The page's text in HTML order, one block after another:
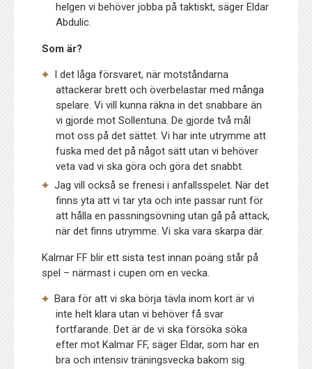
helgen vi behöver jobba på taktiskt, säger Eldar
Abdulic.
Som är?
I det låga försvaret, när motståndarna
attackerar brett och överbelastar med många
spelare. Vi vill kunna räkna in det snabbare än
vi gjorde mot Sollentuna. De gjorde två mål
mot oss på det sättet. Vi har inte utrymme att
fuska med det på något sätt utan vi behöver
veta vad vi ska göra och göra det snabbt.
Jag vill också se frenesi i anfallsspelet. När det
finns yta att vi tar yta och inte passar runt för
att hålla en passningsövning utan gå på attack,
när det finns utrymme. Vi ska vara skarpa där.
Kalmar FF blir ett sista test innan poäng står på
spel – närmast i cupen om en vecka.
Bara för att vi ska börja tävla inom kort är vi
inte helt klara utan vi behöver få svar
fortfarande. Det är de vi ska försöka söka
efter mot Kalmar FF, säger Eldar, som har en
bra och intensiv träningsvecka bakom sig.